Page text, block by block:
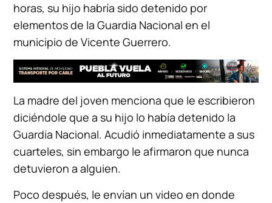
horas, su hijo habría sido detenido por
elementos de la Guardia Nacional en el
municipio de Vicente Guerrero.
La madre del joven menciona que le escribieron
diciéndole que a su hijo lo había detenido la
Guardia Nacional. Acudió inmediatamente a sus
cuarteles, sin embargo le afirmaron que nunca
detuvieron a alguien.
Poco después, le envían un video en donde